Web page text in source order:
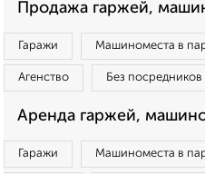
Продажа гаржей,
Гаражи Машиноместа в
Агенство Без посредников
Аренда гаржей,
Гаражи Машиноместа в